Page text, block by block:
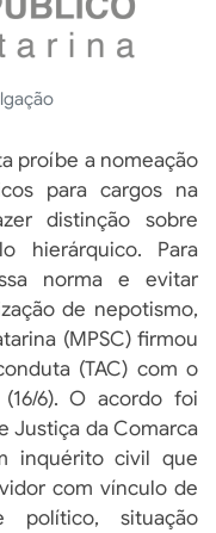
proíbe a nomeação
para cargos na
distinção sobre
hierárquico. Para
norma e evitar
de nepotismo,
(MPSC) firmou
(TAC) com o
6). O acordo foi
Justiça da Comarca
inquérito civil que
com vínculo de
político, situação